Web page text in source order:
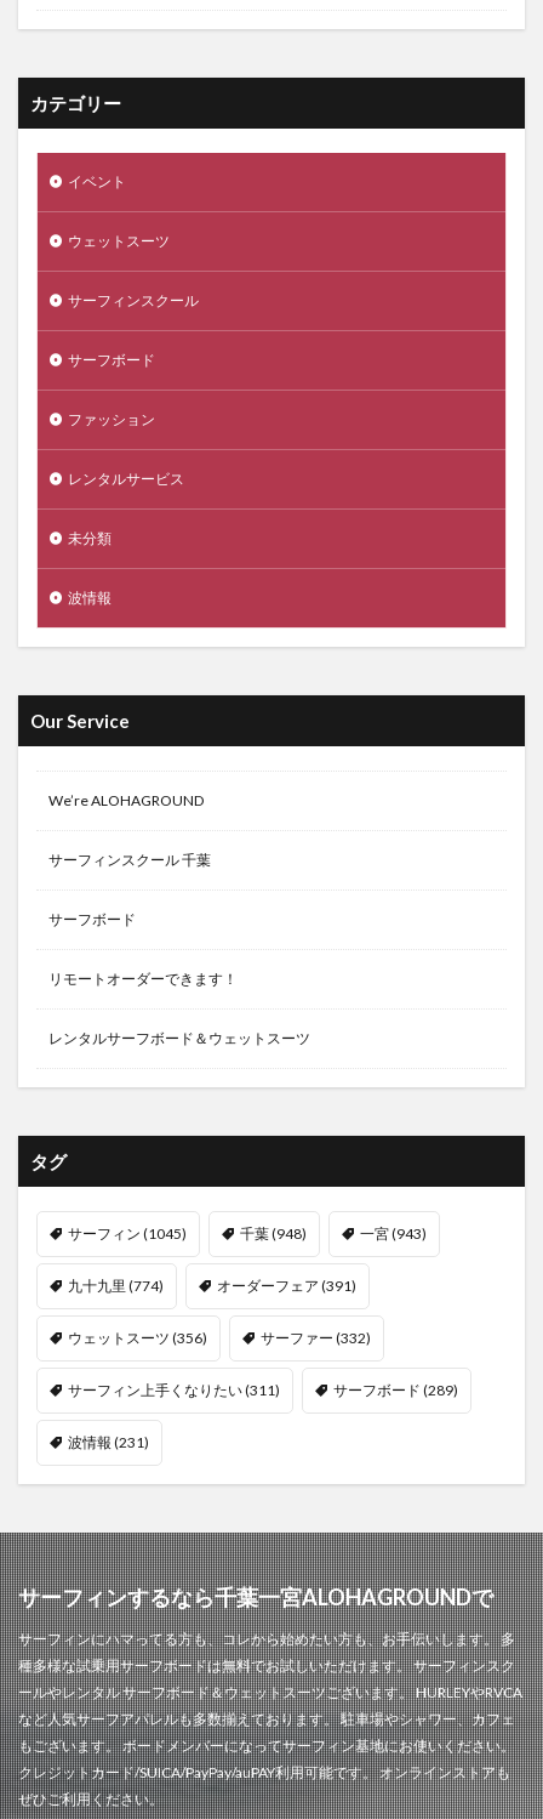
カテゴリー
イベント
ウェットスーツ
サーフィンスクール
サーフボード
ファッション
レンタルサービス
未分類
波情報
Our Service
We’re ALOHAGROUND
サーフィンスクール 千葉
サーフボード
リモートオーダーできます！
レンタルサーフボード＆ウェットスーツ
タグ
サーフィン (1045) 千葉(948) 一宮(943)
九十九里 (774) オーダーフェア (391)
ウェットスーツ (356) サーファー (332)
サーフィン上手くなりたい(311) サーフボード (289)
波情報 (231)
サーフィンするなら千葉一宮ALOHAGROUNDで
サーフィンにハマってる方も、コレから始めたい方も、お手伝いします。 多
種多様な試乗用サーフボードは無料でお試しいただけます。 サーフィンスク
ールやレンタル サーフボード＆ウェットスーツございます。 HURLEYやRVCA
など人気サーフアパレルも多数揃えております。 駐車場やシャワー、カフェ
もございます。 ボードメンバーになってサーフィン基地にお使いください。
クレジットカード/SUICA/PayPay/auPAY利用可能です。 オンラインストアも
ぜひご利用ください。